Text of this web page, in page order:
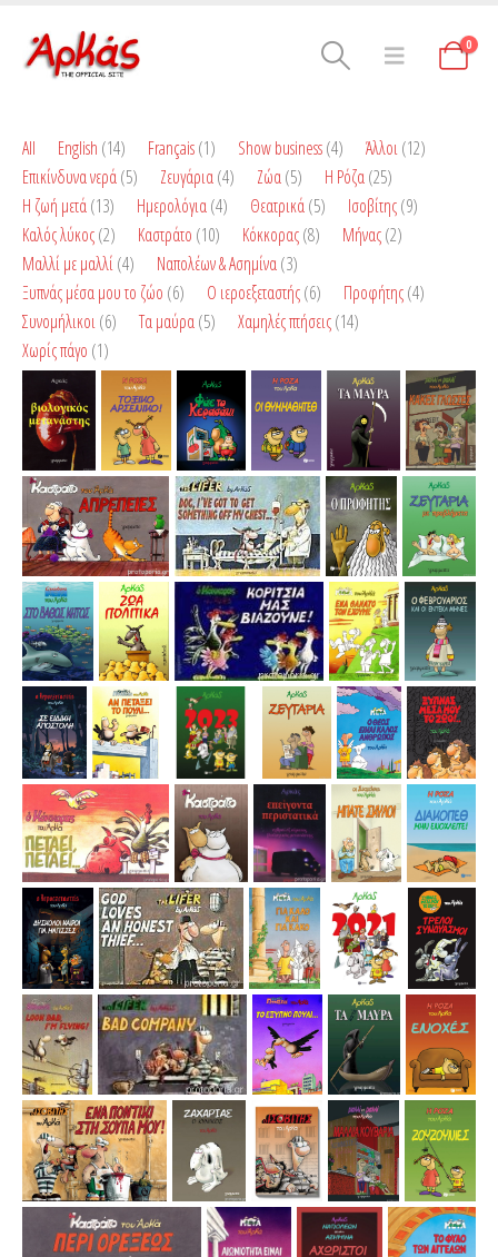
0
All English (14) Français(1) Show business(4) Άλλοι(12)
Επικίνδυνα νερά(5) Ζευγάρια(4) Ζώα(5) Η Ρόζα(25)
Η ζωή μετά(13) Ημερολόγια(4) Θεατρικά(5) Ισοβίτης(9)
Καλός λύκος(2) Καστράτο (10) Κόκκορας(8) Μήνας(2)
Μαλλί με μαλλί(4) Ναπολέων & Ασημίνα(3)
Ξυπνάς μέσα μου το ζώο (6) Ο ιεροεξεταστής(6) Προφήτης(4)
Συνομήλικοι(6) Τα μαύρα(5) Χαμηλές πτήσεις(14)
Χωρίς πάγο (1)